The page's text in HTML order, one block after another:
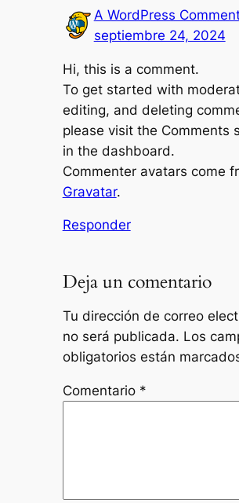
A WordPress
septiembre 24, 2024
Hi, this is a comment.
To get started with
editing, and deleting
please visit the Comments
in the dashboard.
Commenter avatars come
Gravatar.
Responder
Deja un comentario
Tu dirección de correo
no será publicada. Los
obligatorios están
Comentario *